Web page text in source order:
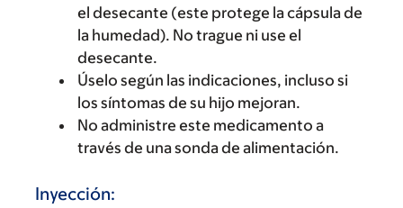
el desecante (este protege la cápsula de
la humedad). No trague ni use el
desecante.
Úselo según las indicaciones, incluso si
los síntomas de su hijo mejoran.
No administre este medicamento a
través de una sonda de alimentación.
Inyección: